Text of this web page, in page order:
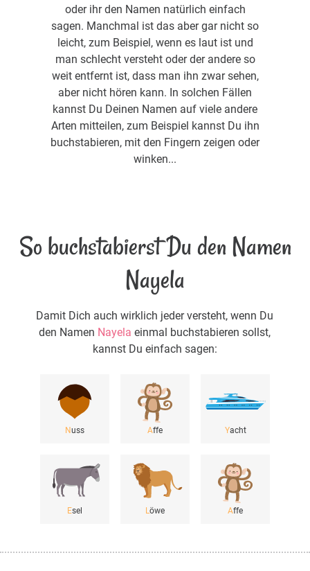
oder ihr den Namen natürlich einfach
sagen. Manchmal ist das aber gar nicht so
leicht, zum Beispiel, wenn es laut ist und
man schlecht versteht oder der andere so
weit entfernt ist, dass man ihn zwar sehen,
aber nicht hören kann. In solchen Fällen
kannst Du Deinen Namen auf viele andere
Arten mitteilen, zum Beispiel kannst Du ihn
buchstabieren, mit den Fingern zeigen oder
winken...
So buchstabierst Du den Namen
Nayela
Damit Dich auch wirklich jeder versteht, wenn Du
den Namen Nayela einmal buchstabieren sollst,
kannst Du einfach sagen:
Nuss Affe Yacht
Esel L öwe Affe